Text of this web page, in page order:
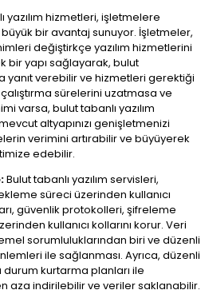
yazılım hizmetleri, işletmelere
bir avantaj sunuyor. İşletmeler,
değiştirkçe yazılım hizmetlerini
bir yapı sağlayarak, bulut
yanıt verebilir ve hizmetleri gerektiği
sürelerini uzatmasa ve
varsa, bulut tabanlı yazılım
altyapınızı genişletmenizi
verimini artırabilir ve büyüyerek
edebilir.
Bulut tabanlı yazılım servisleri,
süreci üzerinden kullanıcı
güvenlik protokolleri, şifreleme
kullanıcı kollarını korur. Veri
sorumluluklarından biri ve düzenli
ile sağlanması. Ayrıca, düzenli
kurtarma planları ile
aza indirilebilir ve veriler saklanabilir.